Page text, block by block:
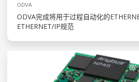
ODVA
ODVA完成将用于过程自动化的
ETHERNET/IP规范